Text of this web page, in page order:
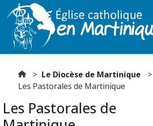
Le Diocèse de Martinique
Les Pastorales de Martinique
Les Pastorales de